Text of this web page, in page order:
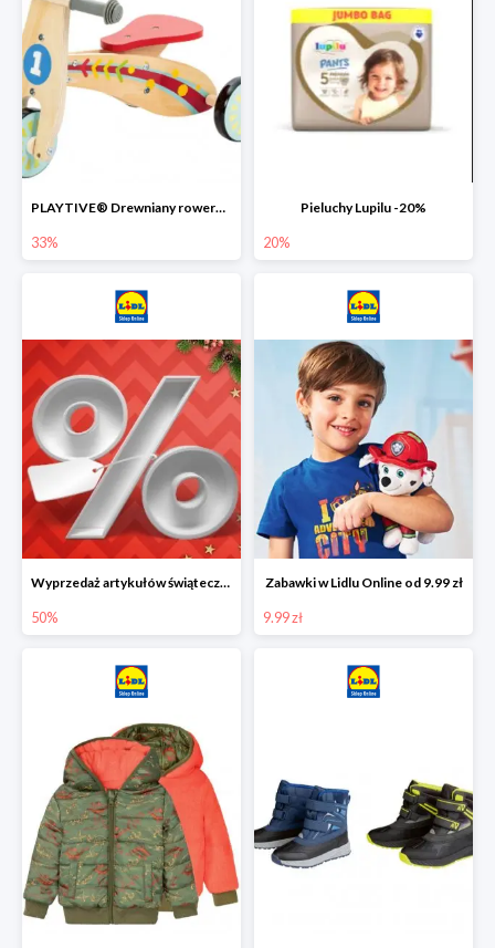
PLAYTIVE® Drewniany rowerek biegowy -33%
33%
Pieluchy Lupilu -20%
20%
Wyprzedaż artykułów świątecznych w Lidlu Online
50%
Zabawki w Lidlu Online od 9.99 zł
9.99 zł